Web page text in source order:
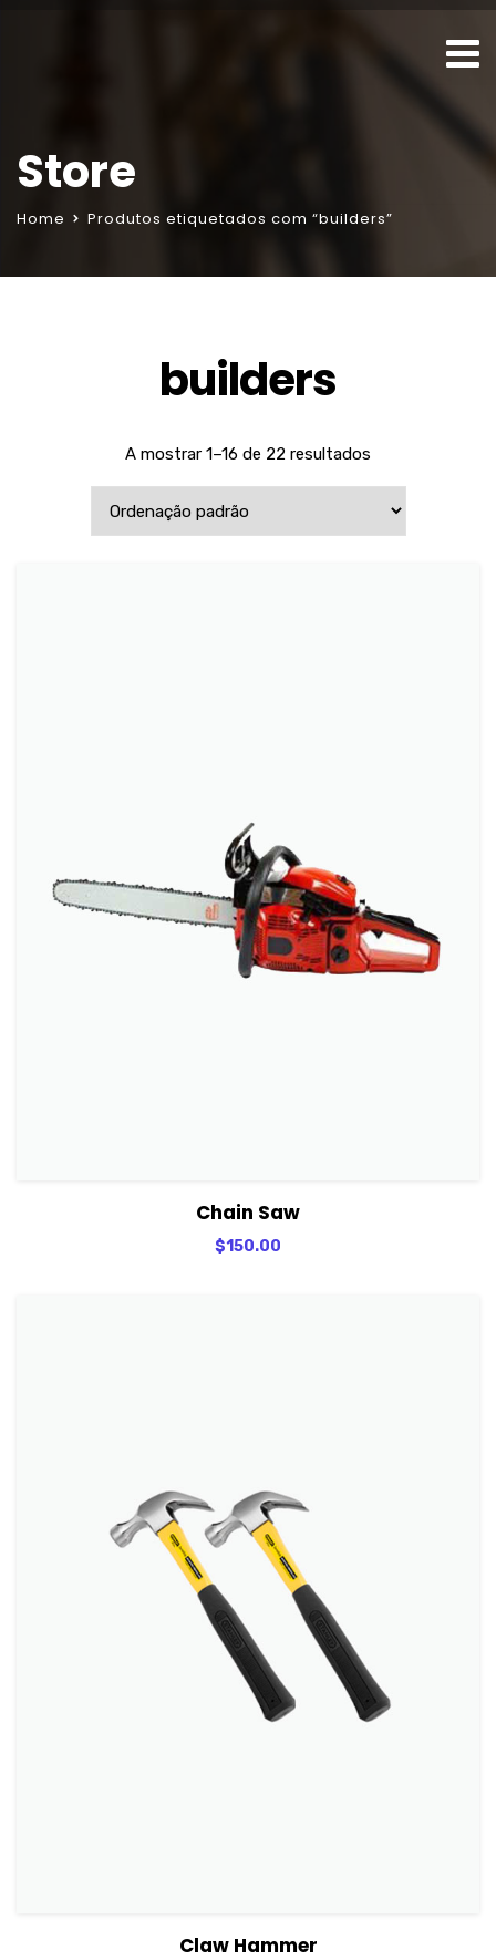
Store
Home Produtos etiquetados com “builders”
builders
A mostrar 1–16 de 22 resultados
Chain Saw
$150.00
View DetailsClaw Hammer